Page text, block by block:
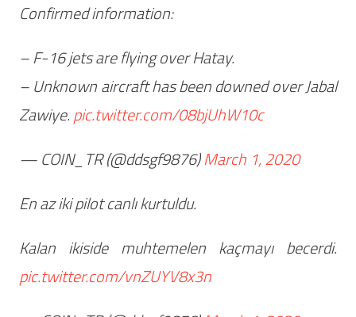
Confirmed information:
– F-16 jets are flying over Hatay.
– Unknown aircraft has been downed over Jabal
Zawiye.pic.twitter.com/08bjUhW10c
— COIN_TR (@ddsgf9876)March 1, 2020
En az iki pilot canlı kurtuldu.
Kalan ikiside muhtemelen kaçmayı becerdi.
pic.twitter.com/vnZUYV8x3n